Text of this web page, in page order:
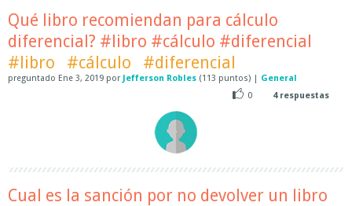
Qué libro recomiendan para cálculo
diferencial? #libro #cálculo #diferencial
#libro
#cálculo #diferencial
preguntado Ene 3, 2019 por Jefferson Robles (113 puntos) | General
0
4respuestas
Cual es la sanción por no devolver un libro